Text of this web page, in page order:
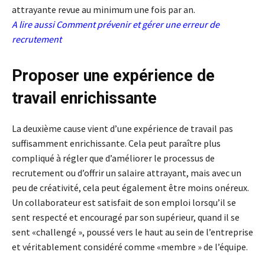
attrayante revue au minimum une fois par an.
A lire aussiComment prévenir et gérer une erreur de
recrutement
Proposer une expérience de
travail enrichissante
La deuxième cause vient d’une expérience de travail pas
suffisamment enrichissante. Cela peut paraître plus
compliqué à régler que d’améliorer le processus de
recrutement ou d’offrir un salaire attrayant, mais avec un
peu de créativité, cela peut également être moins onéreux.
Un collaborateur est satisfait de son emploi lorsqu’il se
sent respecté et encouragé par son supérieur, quand il se
sent «challengé », poussé vers le haut au sein de l’entreprise
et véritablement considéré comme «membre » de l’équipe.